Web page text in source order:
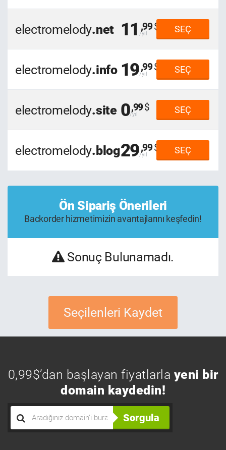
electromelody.net 11 ,99 SEÇ
electromelody.info 19,99 SEÇ
electromelody.site 0,99 SEÇ
electromelody.blog29,99 SEÇ
Ön Sipariş Önerileri
Backorder hizmetimizin avantajlarını keşfedin!
Sonuç Bulunamadı.
Seçilenleri Kaydet
0,99$’dan başlayan fiyatlarla yeni bir
domain kaydedin!
Sorgula